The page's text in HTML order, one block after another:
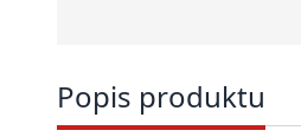
Popis produktu